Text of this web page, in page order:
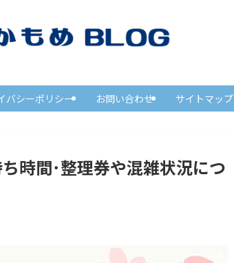
バシーポリシー お問い合わせ サイトマップ
時間･整理券や混雑状況につ